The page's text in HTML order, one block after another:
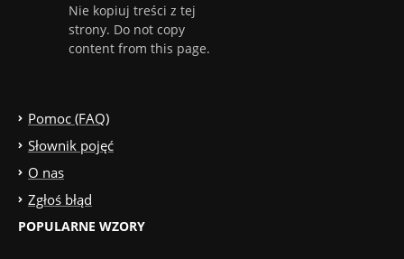
Nie kopiuj treści z tej
strony. Do not copy
content from this page.
Pomoc (FAQ)
Słownik pojęć
O nas
Zgłoś błąd
POPULARNE WZORY